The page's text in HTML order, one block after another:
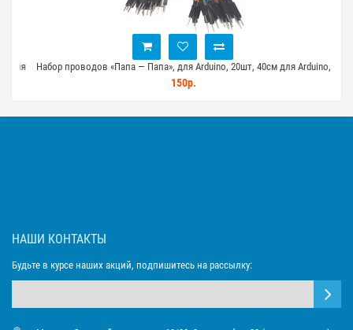
Набор проводов «Папа — Папа», для Arduino, 20шт, 40см для Arduino,
STM32, ESP32
150р.
НАШИ КОНТАКТЫ
Будьте в курсе наших акций, подпишитесь на рассылку: